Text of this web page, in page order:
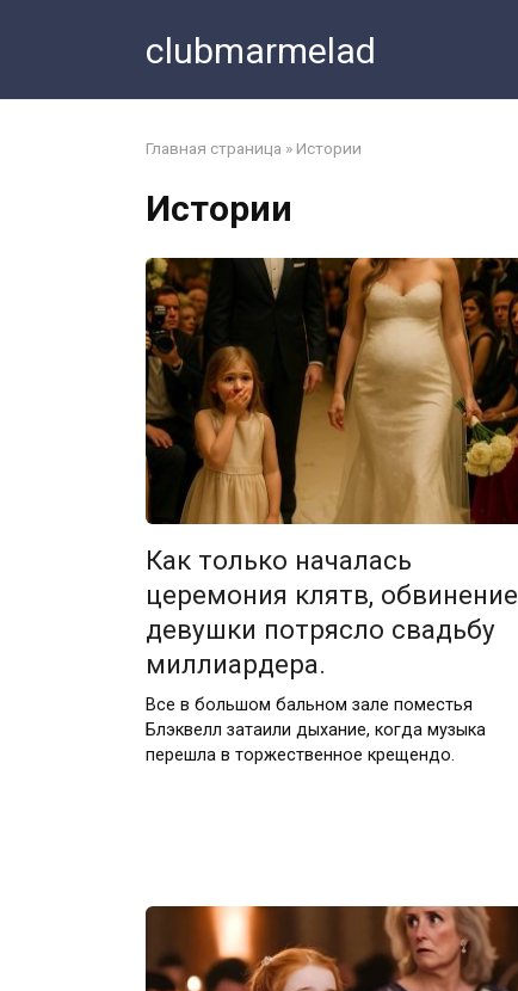
clubmarmelad
Главная страница » Истории
Истории
Как только началась
церемония клятв, обвинение
девушки потрясло свадьбу
миллиардера.
Все в большом бальном зале поместья
Блэквелл затаили дыхание, когда музыка
перешла в торжественное крещендо.